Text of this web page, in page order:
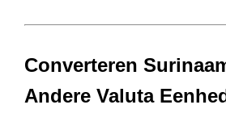
Converteren
Andere Valuta